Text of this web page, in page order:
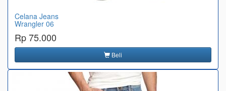
Celana Jeans
Wrangler 06
Rp 75.000
Beli